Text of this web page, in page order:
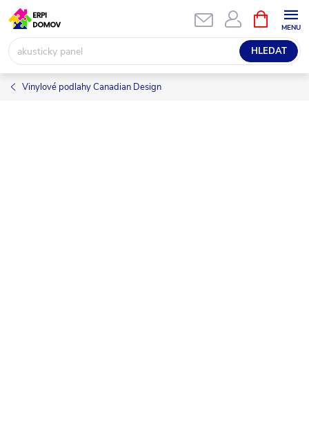
Přejít
na
obsah
HLEDAT
NÁKUPNÍ
KOŠÍK
Vinylové podlahy Canadian Design